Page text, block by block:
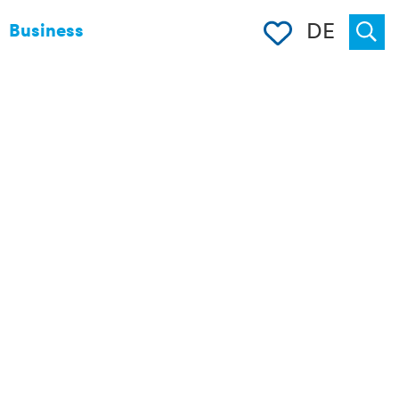
Business Merkliste
DE